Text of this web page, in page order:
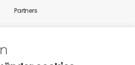
Partners
från Ekoappen